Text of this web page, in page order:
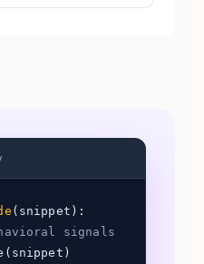
(snippet):
signals